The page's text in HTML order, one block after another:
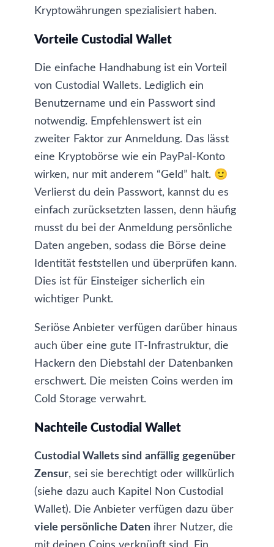
Kryptowährungen spezialisiert haben.
Vorteile Custodial Wallet
Die einfache Handhabung ist ein Vorteil
von Custodial Wallets. Lediglich ein
Benutzername und ein Passwort sind
notwendig. Empfehlenswert ist ein
zweiter Faktor zur Anmeldung. Das lässt
eine Kryptobörse wie ein PayPal-Konto
wirken, nur mit anderem “Geld” halt. 🙂
Verlierst du dein Passwort, kannst du es
einfach zurücksetzten lassen, denn häufig
musst du bei der Anmeldung persönliche
Daten angeben, sodass die Börse deine
Identität feststellen und überprüfen kann.
Dies ist für Einsteiger sicherlich ein
wichtiger Punkt.
Seriöse Anbieter verfügen darüber hinaus
auch über eine gute IT-Infrastruktur, die
Hackern den Diebstahl der Datenbanken
erschwert. Die meisten Coins werden im
Cold Storage verwahrt.
Nachteile Custodial Wallet
Custodial Wallets sind anfällig gegenüber
Zensur, sei sie berechtigt oder willkürlich
(siehe dazu auch Kapitel Non Custodial
Wallet). Die Anbieter verfügen dazu über
viele persönliche Daten ihrer Nutzer, die